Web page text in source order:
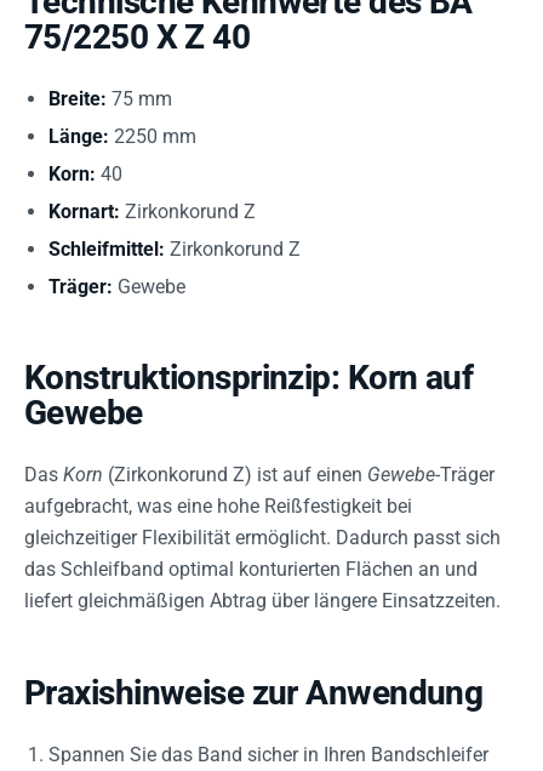
75/2250 X Z 40
Breite: 75 mm
Länge: 2250 mm
Korn: 40
Kornart: Zirkonkorund Z
Schleifmittel: Zirkonkorund Z
Träger: Gewebe
Konstruktionsprinzip: Korn auf
Gewebe
Das Korn (Zirkonkorund Z) ist auf einen Gewebe-Träger
aufgebracht, was eine hohe Reißfestigkeit bei
gleichzeitiger Flexibilität ermöglicht. Dadurch passt sich
das Schleifband optimal konturierten Flächen an und
liefert gleichmäßigen Abtrag über längere Einsatzzeiten.
Praxishinweise zur Anwendung
Spannen Sie das Band sicher in Ihren Bandschleifer